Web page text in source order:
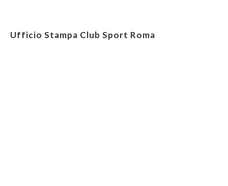
Ufficio Stampa Club Sport Roma